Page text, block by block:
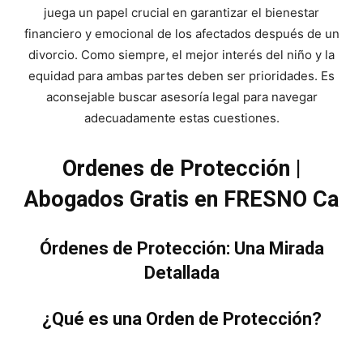
juega un papel crucial en garantizar el bienestar
financiero y emocional de los afectados después de un
divorcio. Como siempre, el mejor interés del niño y la
equidad para ambas partes deben ser prioridades. Es
aconsejable buscar asesoría legal para navegar
adecuadamente estas cuestiones.
Ordenes de Protección |
Abogados Gratis en FRESNO Ca
Órdenes de Protección: Una Mirada
Detallada
¿Qué es una Orden de Protección?